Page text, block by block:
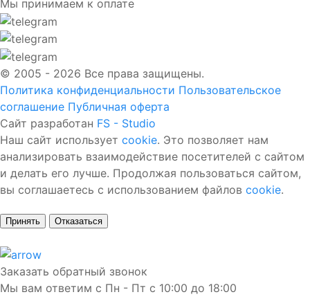
Мы принимаем к оплате
© 2005 - 2026 Все права защищены.
Политика конфиденциальности Пользовательское
соглашение Публичная оферта
Сайт разработан FS - Studio
Наш сайт использует cookie. Это позволяет нам
анализировать взаимодействие посетителей с сайтом
и делать его лучше. Продолжая пользоваться сайтом,
вы соглашаетесь с использованием файлов cookie.
Принять Отказаться
Заказать обратный звонок
Мы вам ответим с Пн - Пт с 10:00 до 18:00